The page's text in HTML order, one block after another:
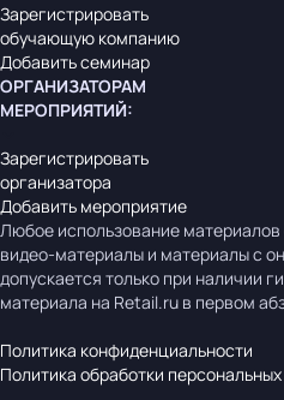
Зарегистрировать
обучающую компанию
Добавить семинар
ОРГАНИЗАТОРАМ
МЕРОПРИЯТИЙ:
Зарегистрировать
организатора
Добавить мероприятие
Любое использование
видео-материалы и материалы с
допускается только при наличии
материала на Retail.ru в первом
Политика конфиденциальности
Политика обработки